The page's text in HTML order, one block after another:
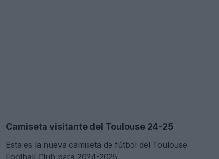
Camiseta visitante del Toulouse 24-25
Esta es la nueva camiseta de fútbol del Toulouse
Football Club para 2024-2025.